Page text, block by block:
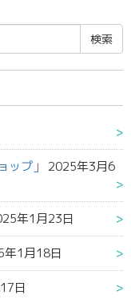
プ」
2025年3月6
年1月23日
年1月18日
日